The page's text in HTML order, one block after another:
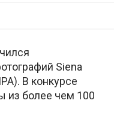
Siena
В конкурсе
из более чем 100